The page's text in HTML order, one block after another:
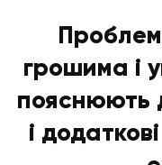
грошима і
пояснюють
і